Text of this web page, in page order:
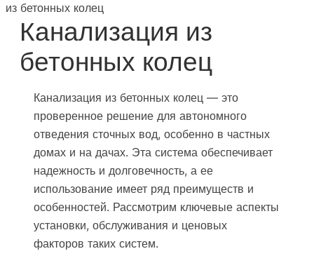
из бетонных колец
Канализация из
бетонных колец
Канализация из бетонных колец — это
проверенное решение для автономного
отведения сточных вод, особенно в частных
домах и на дачах. Эта система обеспечивает
надежность и долговечность, а ее
использование имеет ряд преимуществ и
особенностей. Рассмотрим ключевые аспекты
установки, обслуживания и ценовых
факторов таких систем.